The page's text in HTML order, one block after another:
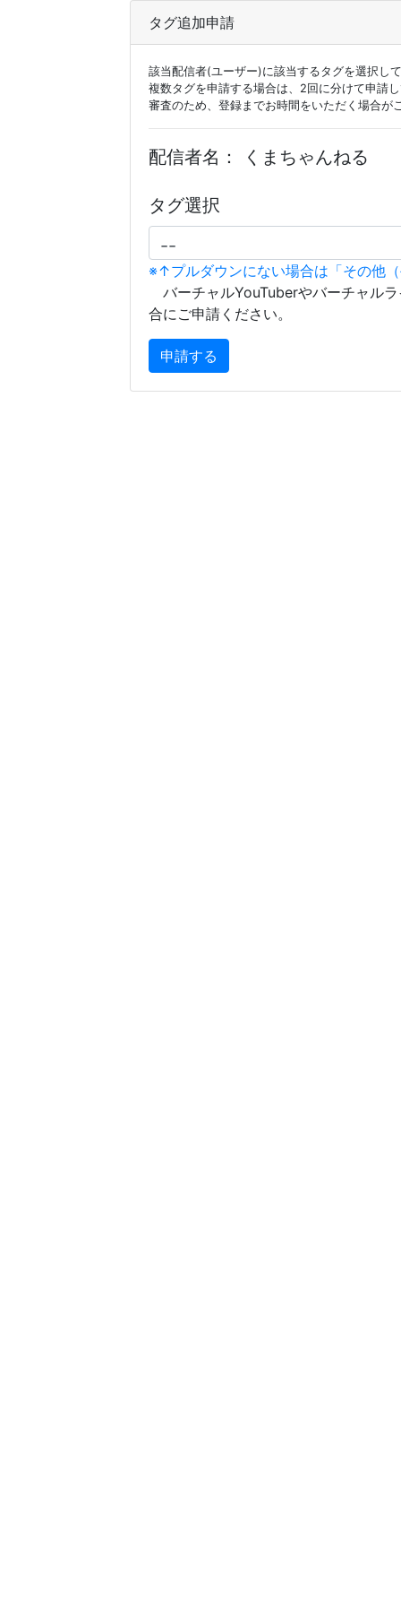
タグ追加申請
該当配信者(ユーザー)に該当するタグを選択し
複数タグを申請する場合は、2回に分けて申請
審査のため、登録までお時間をいただく場合が
配信者名： くまちゃんねる
タグ選択
※↑プルダウンにない場合は「その他
バーチャルYouTuberやバーチャル
合にご申請ください。
申請する